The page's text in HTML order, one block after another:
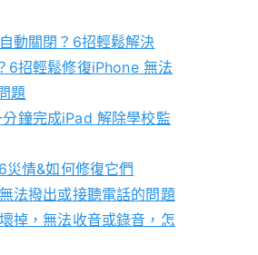
動關閉？6招輕鬆解決
6招輕鬆修復iPhone 無法
題
分鐘完成iPad 解除學校監
災情&如何修復它們
法撥出或接聽電話的問題
掉，無法收音或錄音，怎